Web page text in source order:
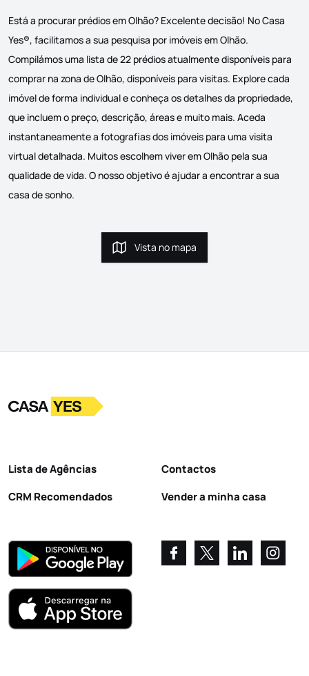
Está a procurar prédios em Olhão? Excelente decisão! No Casa
Yes®, facilitamos a sua pesquisa por imóveis em Olhão.
Compilámos uma lista de 22 prédios atualmente disponíveis para
comprar na zona de Olhão, disponíveis para visitas. Explore cada
imóvel de forma individual e conheça os detalhes da propriedade,
que incluem o preço, descrição, áreas e muito mais. Aceda
instantaneamente a fotografias dos imóveis para uma visita
virtual detalhada. Muitos escolhem viver em Olhão pela sua
qualidade de vida. O nosso objetivo é ajudar a encontrar a sua
casa de sonho.
Vista no mapa
Vista no mapa
LogoIr para a homepage
Lista de Agências
CRM Recomendados
Contactos
Vender a minha casa